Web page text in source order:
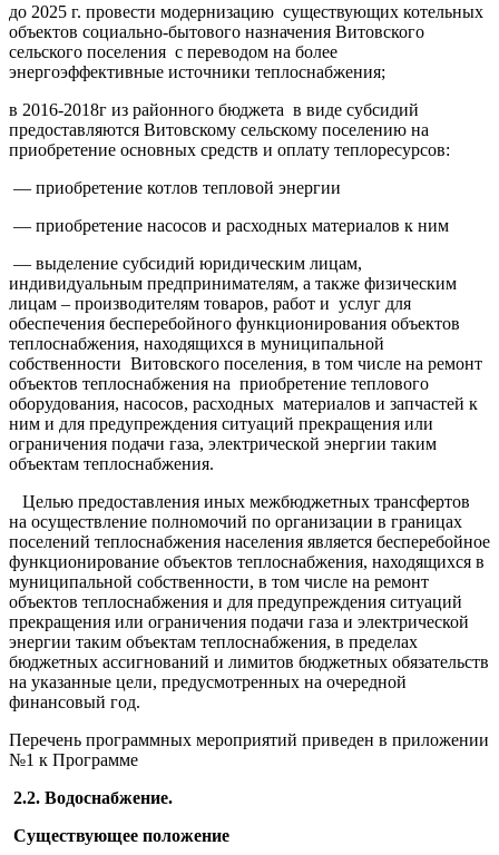
до 2025 г. провести модернизацию существующих котельных
объектов социально-бытового назначения Витовского
сельского поселения с переводом на более
энергоэффективные источники теплоснабжения;
в 2016-2018г из районного бюджета в виде субсидий
предоставляются Витовскому сельскому поселению на
приобретение основных средств и оплату теплоресурсов:
— приобретение котлов тепловой энергии
— приобретение насосов и расходных материалов к ним
— выделение субсидий юридическим лицам,
индивидуальным предпринимателям, а также физическим
лицам – производителям товаров, работ и услуг для
обеспечения бесперебойного функционирования объектов
теплоснабжения, находящихся в муниципальной
собственности Витовского поселения, в том числе на ремонт
объектов теплоснабжения на приобретение теплового
оборудования, насосов, расходных материалов и запчастей к
ним и для предупреждения ситуаций прекращения или
ограничения подачи газа, электрической энергии таким
объектам теплоснабжения.
Целью предоставления иных межбюджетных трансфертов
на осуществление полномочий по организации в границах
поселений теплоснабжения населения является бесперебойное
функционирование объектов теплоснабжения, находящихся в
муниципальной собственности, в том числе на ремонт
объектов теплоснабжения и для предупреждения ситуаций
прекращения или ограничения подачи газа и электрической
энергии таким объектам теплоснабжения, в пределах
бюджетных ассигнований и лимитов бюджетных обязательств
на указанные цели, предусмотренных на очередной
финансовый год.
Перечень программных мероприятий приведен в приложении
№1 к Программе
2.2. Водоснабжение.
Существующее положение